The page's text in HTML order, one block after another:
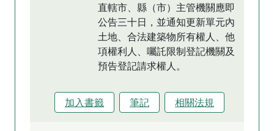
直轄市、縣（市）主管機關應即
公告三十日，並通知更新單元內
土地、合法建築物所有權人、他
項權利人、囑託限制登記機關及
預告登記請求權人。
加入書籤 筆記 相關法規